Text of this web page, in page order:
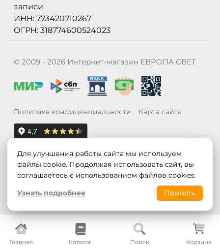
Главная Каталог Поиск Корзина
записи
ИНН: 773420710267
ОГРН: 318774600524023
© 2009 - 2026 Интернет-магазин ЕВРОПА СВЕТ
Политика конфиденциальности Карта сайта
Для улучшения работы сайта мы используем
файлы cookie. Продолжая использовать сайт, вы
соглашаетесь с использованием файлов cookies.
Узнать подробнее
Принять